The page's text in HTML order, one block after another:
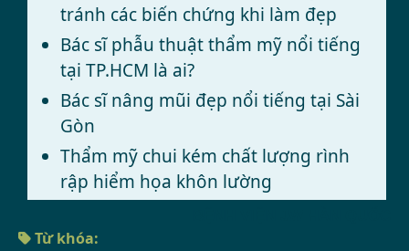
tránh các biến chứng khi làm đẹp
Bác sĩ phẫu thuật thẩm mỹ nổi tiếng
tại TP.HCM là ai?
Bác sĩ nâng mũi đẹp nổi tiếng tại Sài
Gòn
Thẩm mỹ chui kém chất lượng rình
rập hiểm họa khôn lường
Từ khóa: